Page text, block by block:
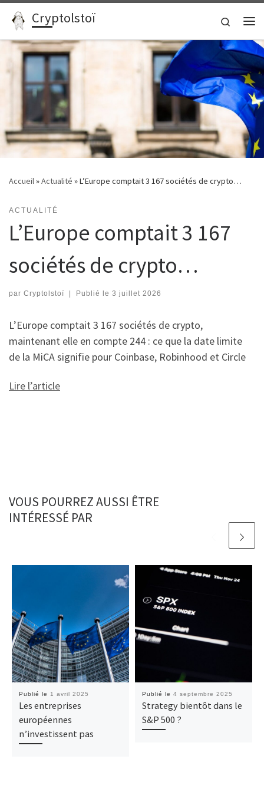
Passer au contenu
Cryptolstoï
Search
Accueil»Actualité »L’Europe comptait 3 167 sociétés de crypto…
ACTUALITÉ
L’Europe comptait 3 167
sociétés de crypto…
par Cryptolstoï | Publié le 3 juillet 2026
L’Europe comptait 3 167 sociétés de crypto,
maintenant elle en compte 244 : ce que la date limite
de la MiCA signifie pour Coinbase, Robinhood et Circle
Lire l’article
VOUS POURREZ AUSSI ÊTRE
INTÉRESSÉ PAR
Publié le 1 avril 2025
Les entreprises
européennes
n’investissent pas
Publié le 4 septembre 2025
Strategy bientôt dans le
S&P 500 ?